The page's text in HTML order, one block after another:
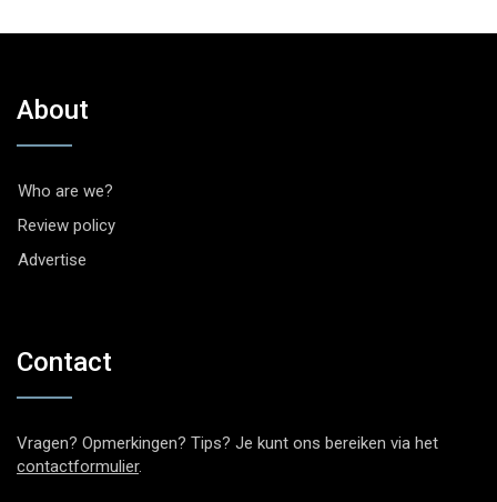
About
Who are we?
Review policy
Advertise
Contact
Vragen? Opmerkingen? Tips? Je kunt ons bereiken via het
contactformulier.